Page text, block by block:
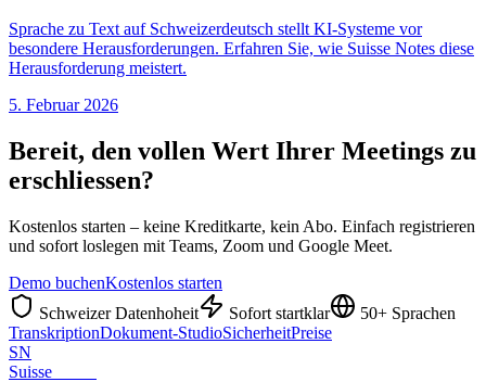
Sprache zu Text auf Schweizerdeutsch stellt KI-Systeme vor
besondere Herausforderungen. Erfahren Sie, wie Suisse Notes diese
Herausforderung meistert.
5. Februar 2026
Bereit, den vollen Wert Ihrer Meetings zu
erschliessen?
Kostenlos starten – keine Kreditkarte, kein Abo. Einfach registrieren
und sofort loslegen mit Teams, Zoom und Google Meet.
Demo buchenKostenlos starten
Schweizer Datenhoheit
Sofort startklar
50+ Sprachen
TranskriptionDokument-StudioSicherheitPreise
SN
Suisse